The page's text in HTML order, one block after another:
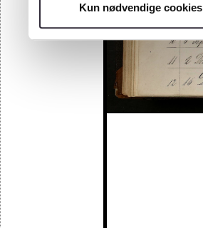
Kun nødvendige cookies